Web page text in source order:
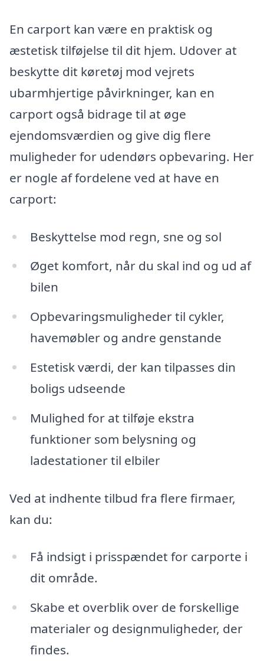
En carport kan være en praktisk og
æstetisk tilføjelse til dit hjem. Udover at
beskytte dit køretøj mod vejrets
ubarmhjertige påvirkninger, kan en
carport også bidrage til at øge
ejendomsværdien og give dig flere
muligheder for udendørs opbevaring. Her
er nogle af fordelene ved at have en
carport:
Beskyttelse mod regn, sne og sol
Øget komfort, når du skal ind og ud af
bilen
Opbevaringsmuligheder til cykler,
havemøbler og andre genstande
Estetisk værdi, der kan tilpasses din
boligs udseende
Mulighed for at tilføje ekstra
funktioner som belysning og
ladestationer til elbiler
Ved at indhente tilbud fra flere firmaer,
kan du:
Få indsigt i prisspændet for carporte i
dit område.
Skabe et overblik over de forskellige
materialer og designmuligheder, der
findes.